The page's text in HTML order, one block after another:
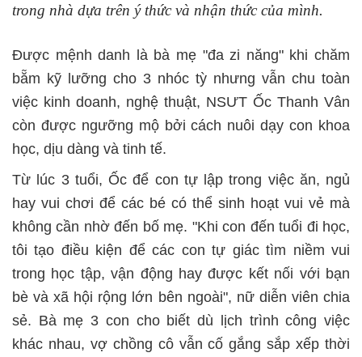
trong nhà dựa trên ý thức và nhận thức của mình.
Được mệnh danh là bà mẹ "đa zi năng" khi chăm
bẵm kỹ lưỡng cho 3 nhóc tỳ nhưng vẫn chu toàn
việc kinh doanh, nghệ thuật, NSƯT Ốc Thanh Vân
còn được ngưỡng mộ bởi cách nuôi dạy con khoa
học, dịu dàng và tinh tế.
Từ lúc 3 tuổi, Ốc để con tự lập trong việc ăn, ngủ
hay vui chơi để các bé có thể sinh hoạt vui vẻ mà
không cần nhờ đến bố mẹ. "Khi con đến tuổi đi học,
tôi tạo điều kiện để các con tự giác tìm niềm vui
trong học tập, vận động hay được kết nối với bạn
bè và xã hội rộng lớn bên ngoài", nữ diễn viên chia
sẻ. Bà mẹ 3 con cho biết dù lịch trình công việc
khác nhau, vợ chồng cô vẫn cố gắng sắp xếp thời